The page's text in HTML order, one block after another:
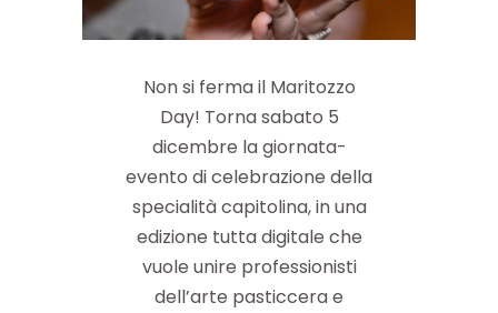
Non si ferma il Maritozzo
Day! Torna sabato 5
dicembre la giornata-
evento di celebrazione della
specialità capitolina, in una
edizione tutta digitale che
vuole unire professionisti
dell’arte pasticcera e